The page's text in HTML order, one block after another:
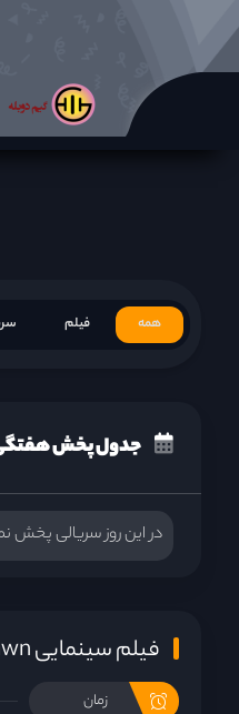
همه فیلم
جدول پخش
در این روز سریالی پخش
فیلم سینمایی Until Dawn با دوبله فارسی
زمان